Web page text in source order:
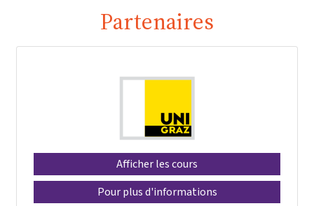
Partenaires
Afficher les cours
Pour plus d'informations